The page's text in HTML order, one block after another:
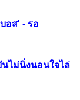
อส' - รอ
ไม่นิ่งนอนใจไล่